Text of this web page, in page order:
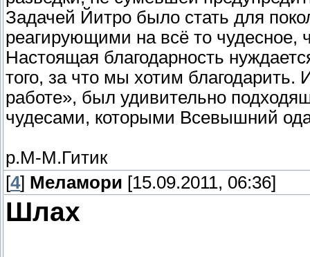
Задачей Йитро было стать для
реагирующими на всё то чудесное,
Настоящая благодарность
того, за что мы хотим
работе», был удивительно
чудесами, которыми Всевышний
р.М-М.Гитик
[4] Меламори [15.09.2011, 06:36]
Шлах